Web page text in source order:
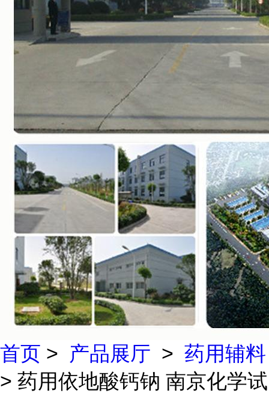
首页 > 产品展厅 > 药用辅料
> 药用依地酸钙钠 南京化学试